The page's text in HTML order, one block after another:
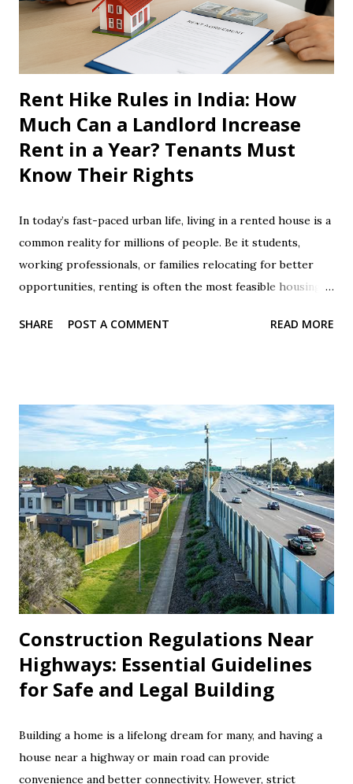
issue. The Reality Behind Placing a Magnet on the
Electricity Meter How does an electricity meter work? ...
Rent Hike Rules in India: How
Much Can a Landlord Increase
Rent in a Year? Tenants Must
Know Their Rights
In today’s fast-paced urban life, living in a rented house is a
common reality for millions of people. Be it students,
working professionals, or families relocating for better
opportunities, renting is often the most feasible housing
monthly rent a significant burden. To add to this, arbitrary
increase rent each year. This lack of awareness often leads
to disputes, financial strain, or even unlawful eviction. This
article aims to clearly explain rent hike rules in India , with
a state-wise breakdown and important legal advice every
tenant should know. 1. Why Rent Regulations Matter A fair
and transparent relationship between a landlord and a
tenant is vital. Without rules in place, landlords may misuse
their power by increasing rent frequently or unreasonably.
On the...
SHARE POST A COMMENT READ MORE
Construction Regulations Near
Highways: Essential Guidelines
for Safe and Legal Building
Building a home is a lifelong dream for many, and having a
house near a highway or main road can provide
convenience and better connectivity. However, strict